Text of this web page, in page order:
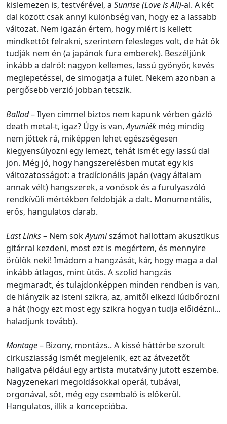
kislemezen is, testvérével, a Sunrise (Love is All)-al. A két
dal között csak annyi különbség van, hogy ez a lassabb
változat. Nem igazán értem, hogy miért is kellett
mindkettőt felrakni, szerintem felesleges volt, de hát ők
tudják nem én (a japánok fura emberek). Beszéljünk
inkább a dalról: nagyon kellemes, lassú gyönyör, kevés
meglepetéssel, de simogatja a fület. Nekem azonban a
pergősebb verzió jobban tetszik.
Ballad– Ilyen címmel biztos nem kapunk vérben gázló
death metal-t, igaz? Úgy is van,Ayumiék még mindig
nem jöttek rá, miképpen lehet egészségesen
kiegyensúlyozni egy lemezt, tehát ismét egy lassú dal
jön. Még jó, hogy hangszerelésben mutat egy kis
változatosságot: a tradícionális japán (vagy általam
annak vélt) hangszerek, a vonósok és a furulyaszóló
rendkívüli mértékben feldobják a dalt. Monumentális,
erős, hangulatos darab.
Last Links– Nem sokAyumiszámot hallottam akusztikus
gitárral kezdeni, most ezt is megértem, és mennyire
örülök neki! Imádom a hangzását, kár, hogy maga a dal
inkább átlagos, mint ütős. A szolid hangzás
megmaradt, és tulajdonképpen minden rendben is van,
de hiányzik az isteni szikra, az, amitől elkezd lúdbőrözni
a hát (hogy ezt most egy szikra hogyan tudja előidézni…
haladjunk tovább).
Montage– Bizony, montázs.. A kissé háttérbe szorult
cirkusziasság ismét megjelenik, ezt az átvezetőt
hallgatva például egy artista mutatvány jutott eszembe.
Nagyzenekari megoldásokkal operál, tubával,
orgonával, sőt, még egy csembaló is előkerül.
Hangulatos, illik a koncepcióba.